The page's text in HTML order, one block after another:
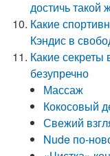
достичь такой
Какие
Кэндис в
Какие секреты
безупречно
Массаж
Кокосовый
Свежий
Nude по-